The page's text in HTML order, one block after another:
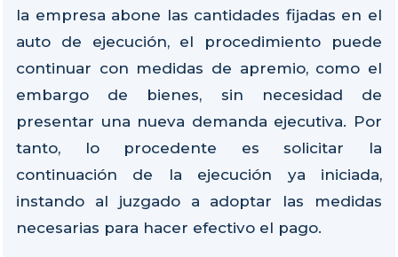
la empresa abone las cantidades fijadas en el
auto de ejecución, el procedimiento puede
continuar con medidas de apremio, como el
embargo de bienes, sin necesidad de
presentar una nueva demanda ejecutiva. Por
tanto, lo procedente es solicitar la
continuación de la ejecución ya iniciada,
instando al juzgado a adoptar las medidas
necesarias para hacer efectivo el pago.